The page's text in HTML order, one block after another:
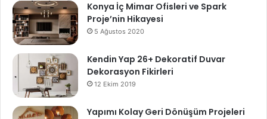
Konya İç Mimar Ofisleri ve Spark
Proje’nin Hikayesi
5 Ağustos 2020
Kendin Yap 26+ Dekoratif Duvar
Dekorasyon Fikirleri
12 Ekim 2019
Yapımı Kolay Geri Dönüşüm Projeleri